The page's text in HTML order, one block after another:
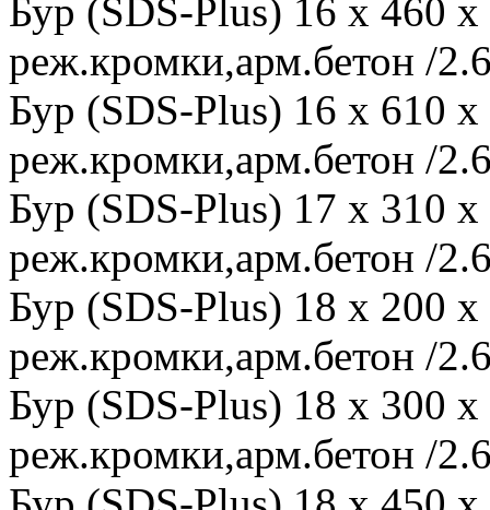
Бур (SDS-Plus) 16 x 460
реж.кромки,арм.бетон /
Бур (SDS-Plus) 16 x 610
реж.кромки,арм.бетон /
Бур (SDS-Plus) 17 x 310
реж.кромки,арм.бетон /
Бур (SDS-Plus) 18 x 200
реж.кромки,арм.бетон /
Бур (SDS-Plus) 18 x 300
реж.кромки,арм.бетон /